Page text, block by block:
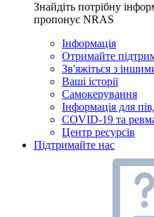
Знайдіть потрібну
пропонує NRAS
Інформація
Отримайте
Зв'яжіться з
Ваші історії
Самокерування
Інформація для
COVID-19 та
Центр ресурсів
Підтримайте нас